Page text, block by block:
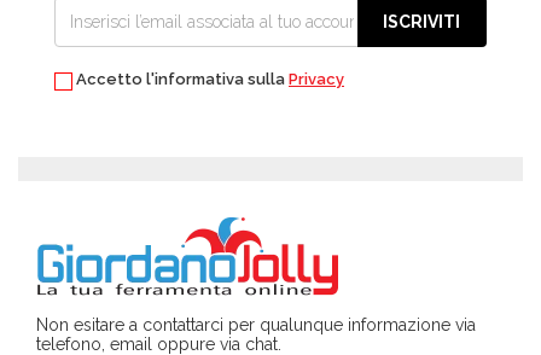
ISCRIVITI
Accetto l'informativa sulla Privacy
Non esitare a contattarci per qualunque informazione via
telefono, email oppure via chat.